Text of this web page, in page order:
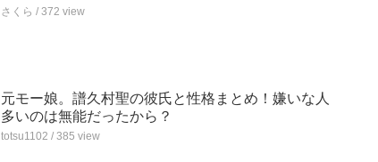
さくら / 372 view
元モー娘。譜久村聖の彼氏と性格まとめ！嫌いな人
多いのは無能だったから？
totsu1102 / 385 view